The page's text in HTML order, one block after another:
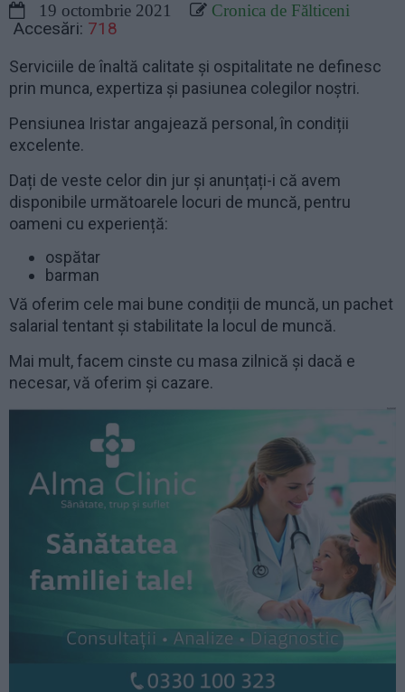
19 octombrie 2021 Cronica de Fălticeni
Accesări: 718
Serviciile de înaltă calitate și ospitalitate ne definesc
prin munca, expertiza și pasiunea colegilor noștri.
Pensiunea Iristar angajează personal, în condiții
excelente.
Dați de veste celor din jur și anunțați-i că avem
disponibile următoarele locuri de muncă, pentru
oameni cu experiență:
ospătar
barman
Vă oferim cele mai bune condiții de muncă, un pachet
salarial tentant și stabilitate la locul de muncă.
Mai mult, facem cinste cu masa zilnică și dacă e
necesar, vă oferim și cazare.